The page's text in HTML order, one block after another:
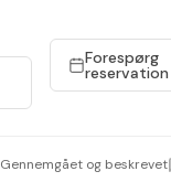
Forespørg
reservation
Gennemgået og beskrevet